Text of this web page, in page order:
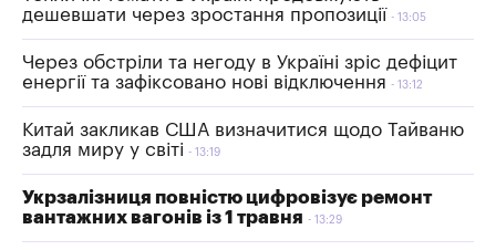
дешевшати через зростання пропозиції
13:05
Через обстріли та негоду в Україні зріс дефіцит
енергії та зафіксовано нові відключення
13:12
Китай закликав США визначитися щодо Тайваню
задля миру у світі
13:19
Укрзалізниця повністю цифровізує ремонт
вантажних вагонів із 1 травня
13:29